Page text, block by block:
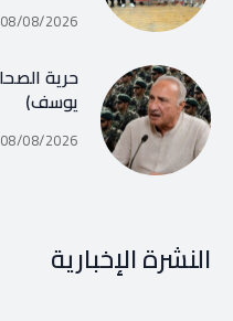
08/08/2026
يوسف)
08/08/2026
النشرة الإخبارية